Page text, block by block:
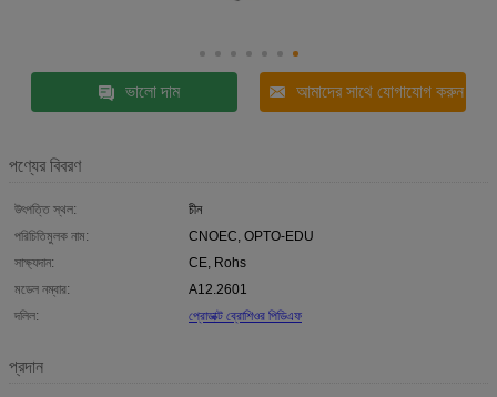
ভালো দাম আমাদের সাথে যোগাযোগ করুন
পণ্যের বিবরণ
উৎপত্তি স্থল:
চীন
পরিচিতিমুলক নাম:
CNOEC, OPTO-EDU
সাক্ষ্যদান:
CE, Rohs
মডেল নম্বার:
A12.2601
দলিল:
প্রোডাক্ট ব্রোশিওর পিডিএফ
প্রদান